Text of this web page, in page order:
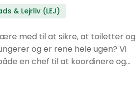
& Lejrliv (LEJ)
med til at sikre, at toiletter og
og er rene hele ugen? Vi
en chef til at koordinere og